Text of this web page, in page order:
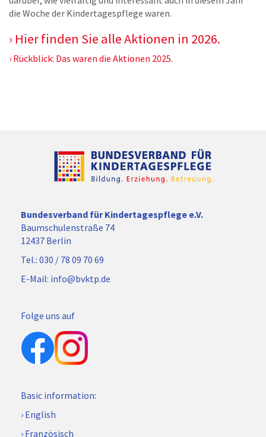
die Woche der Kindertagespflege waren.
Hier finden Sie alle Aktionen in 2026.
Rückblick: Das waren die Aktionen 2025.
Bundesverband für Kindertagespflege e.V.
Baumschulenstraße 74
12437 Berlin
Tel.: 030 / 78 09 70 69
E-Mail: info@bvktp.de
Folge uns auf
Basic information:
English
Französisch